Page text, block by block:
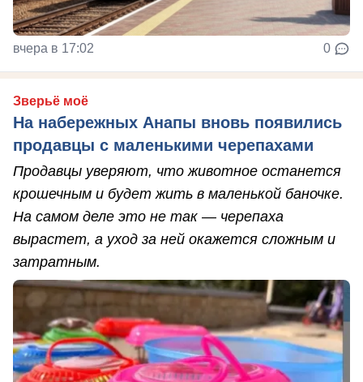
вчера в 17:02 0
Зверьё моё
На набережных Анапы вновь появились
продавцы с маленькими черепахами
Продавцы уверяют, что животное останется
крошечным и будет жить в маленькой баночке.
На самом деле это не так — черепаха
вырастет, а уход за ней окажется сложным и
затратным.